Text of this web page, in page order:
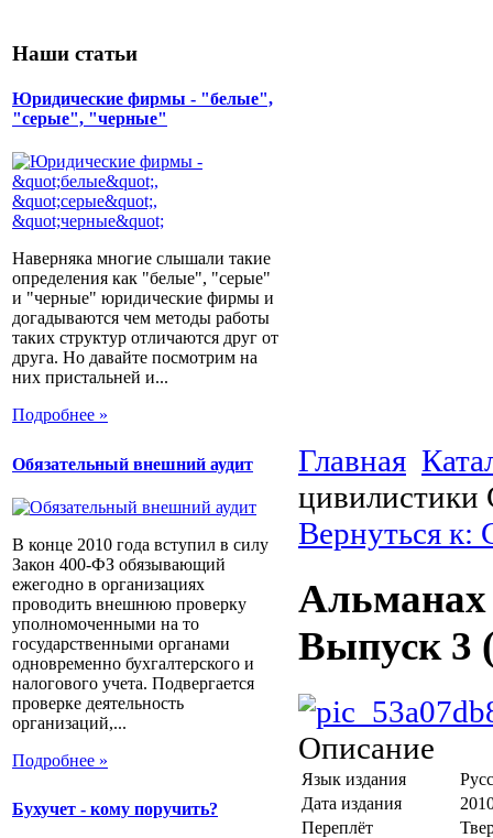
Наши статьи
Юридические фирмы - "белые",
"серые", "черные"
Наверняка многие слышали такие
определения как "белые", "серые"
и "черные" юридические фирмы и
догадываются чем методы работы
таких структур отличаются друг от
друга. Но давайте посмотрим на
них пристальней и...
Подробнее »
Обязательный внешний аудит
В конце 2010 года вступил в силу
Закон 400-ФЗ обязывающий
ежегодно в организациях
проводить внешнюю проверку
уполномоченными на то
государственными органами
одновременно бухгалтерского и
налогового учета. Подвергается
проверке деятельность
организаций,...
Подробнее »
Бухучет - кому поручить?
Главная
цивилистики
Вернуться к:
Альманах
Выпуск 3
Описание
Язык издания
Дата издания
Переплёт